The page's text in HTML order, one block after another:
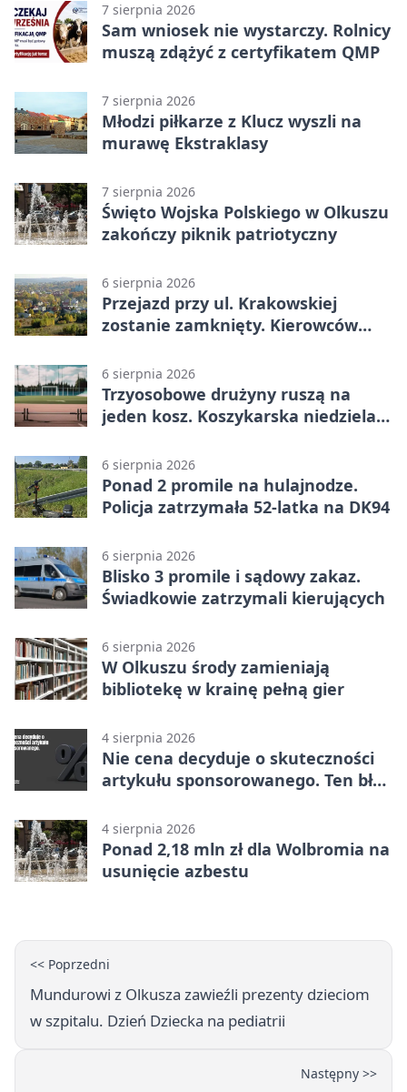
7 sierpnia 2026
Sam wniosek nie wystarczy. Rolnicy
muszą zdążyć z certyfikatem QMP
7 sierpnia 2026
Młodzi piłkarze z Klucz wyszli na
murawę Ekstraklasy
7 sierpnia 2026
Święto Wojska Polskiego w Olkuszu
zakończy piknik patriotyczny
6 sierpnia 2026
Przejazd przy ul. Krakowskiej
zostanie zamknięty. Kierowców
6 sierpnia 2026
Trzyosobowe drużyny ruszą na
jeden kosz. Koszykarska niedziela
6 sierpnia 2026
Ponad 2 promile na hulajnodze.
Policja zatrzymała 52-latka na DK94
6 sierpnia 2026
Blisko 3 promile i sądowy zakaz.
Świadkowie zatrzymali kierujących
6 sierpnia 2026
W Olkuszu środy zamieniają
bibliotekę w krainę pełną gier
4 sierpnia 2026
Nie cena decyduje o skuteczności
artykułu sponsorowanego. Ten błąd
4 sierpnia 2026
Ponad 2,18 mln zł dla Wolbromia na
usunięcie azbestu
<< Poprzedni
Mundurowi z Olkusza zawieźli prezenty dzieciom
w szpitalu. Dzień Dziecka na pediatrii
Następny >>